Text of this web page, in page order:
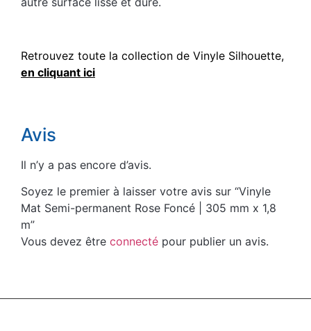
Retrouvez toute la collection de Vinyle Silhouette,
en cliquant ici
Avis
Il n’y a pas encore d’avis.
Soyez le premier à laisser votre avis sur “Vinyle
Mat Semi-permanent Rose Foncé | 305 mm x 1,8
m”
Vous devez être connecté pour publier un avis.